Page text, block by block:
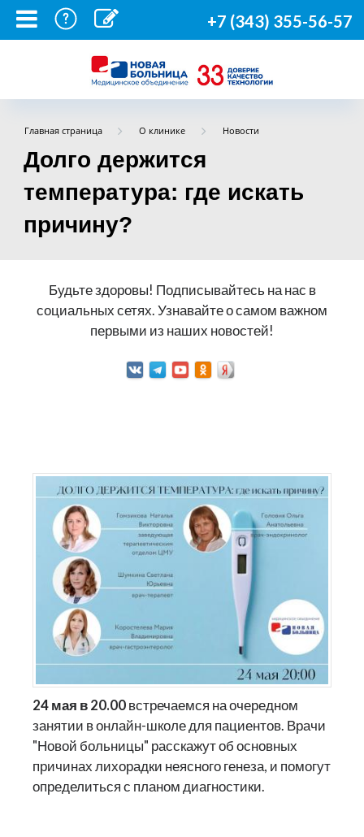
+7 (343) 355-56-57
Главная страница О клинике Новости
Долго держится
температура: где искать
причину?
Будьте здоровы! Подписывайтесь на нас в
социальных сетях. Узнавайте о самом важном
первыми из наших новостей!
24 мая в 20.00 встречаемся на очередном
занятии в онлайн-школе для пациентов. Врачи
"Новой больницы" расскажут об основных
причинах лихорадки неясного генеза, и помогут
определиться с планом диагностики.